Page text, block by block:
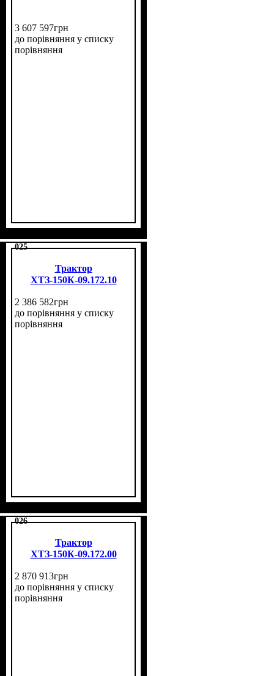
3 607 597грн
до порівняння у списку
порівняння
025
Трактор
ХТЗ-150К-09.172.10
2 386 582грн
до порівняння у списку
порівняння
026
Трактор
ХТЗ-150К-09.172.00
2 870 913грн
до порівняння у списку
порівняння